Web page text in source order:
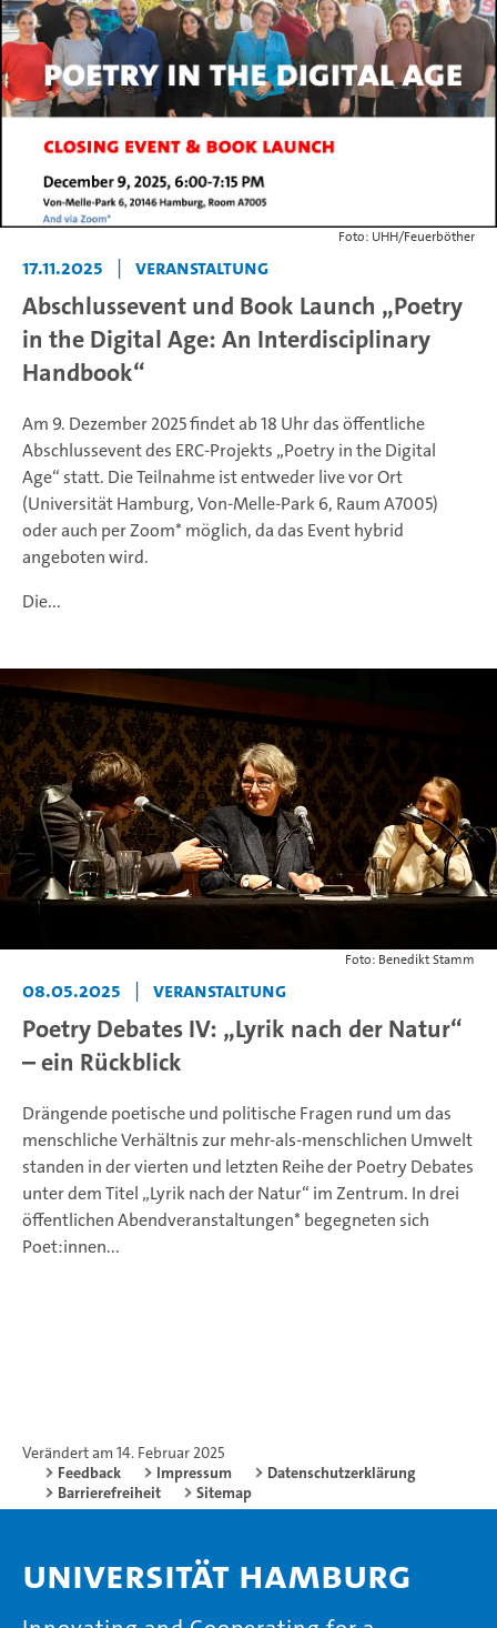
Foto: UHH/Feuerböther
17.11.2025 Veranstaltung
Abschlussevent und Book Launch „Poetry
in the Digital Age: An Interdisciplinary
Handbook“
Am 9. Dezember 2025 findet ab 18 Uhr das öffentliche
Abschlussevent des ERC-Projekts „Poetry in the Digital
Age“ statt. Die Teilnahme ist entweder live vor Ort
(Universität Hamburg, Von-Melle-Park 6, Raum A7005)
oder auch per Zoom* möglich, da das Event hybrid
angeboten wird.
Die...
Foto: Benedikt Stamm
08.05.2025 | Veranstaltung
Poetry Debates IV: „Lyrik nach der Natur“
– ein Rückblick
Drängende poetische und politische Fragen rund um das
menschliche Verhältnis zur mehr-als-menschlichen Umwelt
standen in der vierten und letzten Reihe der Poetry Debates
unter dem Titel „Lyrik nach der Natur“ im Zentrum. In drei
öffentlichen Abendveranstaltungen* begegneten sich
Poet:innen...
Verändert am 14. Februar 2025
Feedback
Impressum
Datenschutzerklärung
Barrierefreiheit
Sitemap
Universität Hamburg